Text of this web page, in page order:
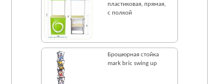
пластиковая, прямая,
с полкой
Брошюрная стойка
mark bric swing up